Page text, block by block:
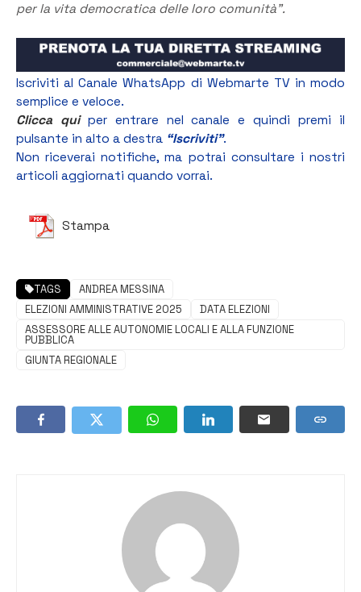
per la vita democratica delle loro comunità”.
Iscriviti al Canale WhatsApp di Webmarte TV in modo
semplice e veloce.
Clicca quiper entrare nel canale e quindi premi il
pulsante in alto a destra “Iscriviti”.
Non riceverai notifiche, ma potrai consultare i nostri
articoli aggiornati quando vorrai.
Stampa
TAGS
ANDREA MESSINA
ELEZIONI AMMINISTRATIVE 2025
DATA ELEZIONI
ASSESSORE ALLE AUTONOMIE LOCALI E ALLA FUNZIONE
PUBBLICA
GIUNTA REGIONALE